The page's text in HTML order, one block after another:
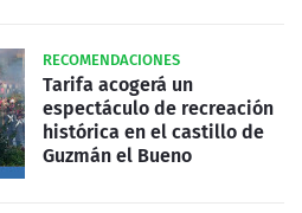
RECOMENDACIONES
Tarifa acogerá un
espectáculo de recreación
histórica en el castillo de
Guzmán el Bueno